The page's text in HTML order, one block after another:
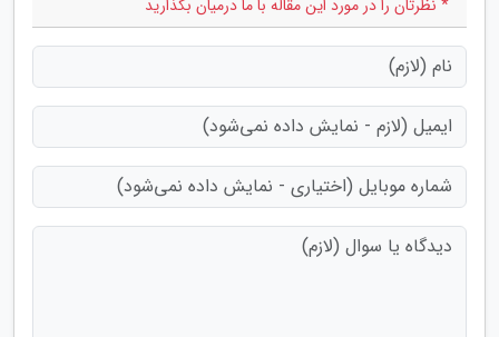
* نظرتان را در مورد این مقاله با ما درمیان بگذارید